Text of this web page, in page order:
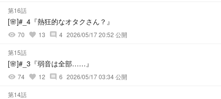
第16話
[🌸]#_4『熱狂的なオタクさん？』
visibility 70 favorite 13 comment 4 2026/05/17 20:52 公開
第15話
[🌸]#_3『弱音は全部……』
visibility 74 favorite 12 comment 6 2026/05/17 03:34 公開
第14話